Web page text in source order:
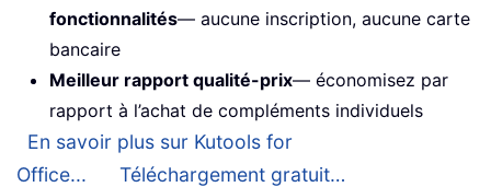
fonctionnalités— aucune inscription, aucune carte
bancaire
Meilleur rapport qualité-prix— économisez par
rapport à l’achat de compléments individuels
En savoir plus sur Kutools for
Office...
Téléchargement gratuit…